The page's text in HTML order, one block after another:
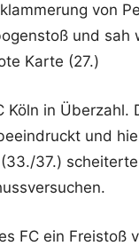
von
und sah
Karte (27.)
Köln in Überzahl.
und
37.)
FC ein Freistoß